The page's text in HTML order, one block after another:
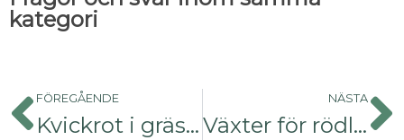
kategori
FÖREGÅENDE
Kvickrot i gräsmattan
NÄSTA
Växter för rödlistade insekter